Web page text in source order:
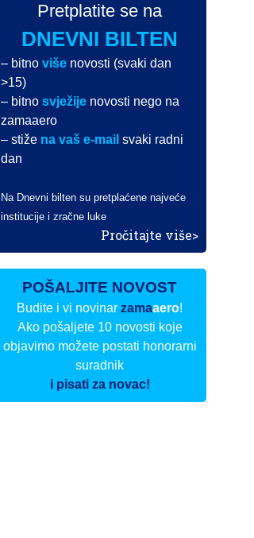
Pretplatite se na
DNEVNI BILTEN
– bitnoviše novosti (svaki dan
>15)
– bitnosvježije novosti nego na
zamaaero
– stiže na vaš e-mail svaki radni
dan
Na Dnevni bilten su pretplaćene najveće
institucije i zračne luke
Pročitajte više>
POŠALJITE NOVOST
Budite i vi novinarzamaaero!
Ako pošaljete 10 novosti koje
objavimo možete postati honorarni
suradnik
i pisati za novac!